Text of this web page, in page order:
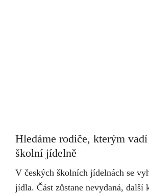
Hledáme rodiče, kterým
školní jídelně
V českých školních jídelnách se
jídla. Část zůstane nevydaná, další